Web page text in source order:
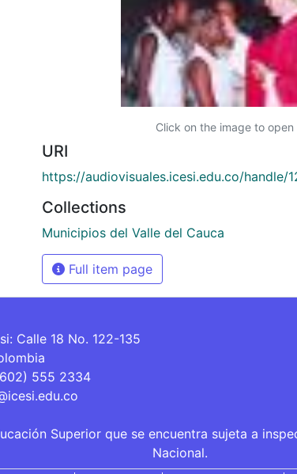
Click on the image to
URI
https://audiovisuales.icesi.edu.co/handle/
Collections
Municipios del Valle del Cauca
Full item page
Calle 18 No. 122-135
555 2334
Superior que se encuentra sujeta a
Nacional.